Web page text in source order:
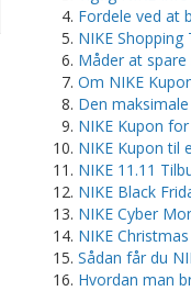
Fordele ved at
NIKE Shopping
Måder at
Om NIKE
Den
NIKE Kupon
NIKE Kupon til
NIKE 11.11
NIKE Black
NIKE Cyber
NIKE
Sådan får du
Hvordan man